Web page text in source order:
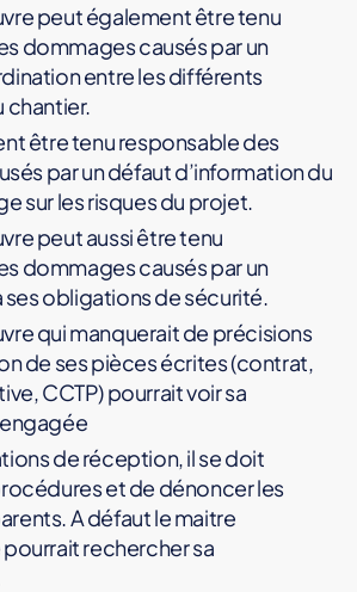
peut également être tenu
dommages causés par un
entre les différents
chantier.
être tenu responsable des
par un défaut d’information du
sur les risques du projet.
peut aussi être tenu
dommages causés par un
ses obligations de sécurité.
qui manquerait de précisions
de ses pièces écrites (contrat,
CCTP) pourrait voir sa
de réception, il se doit
et de dénoncer les
A défaut le maitre
pourrait rechercher sa